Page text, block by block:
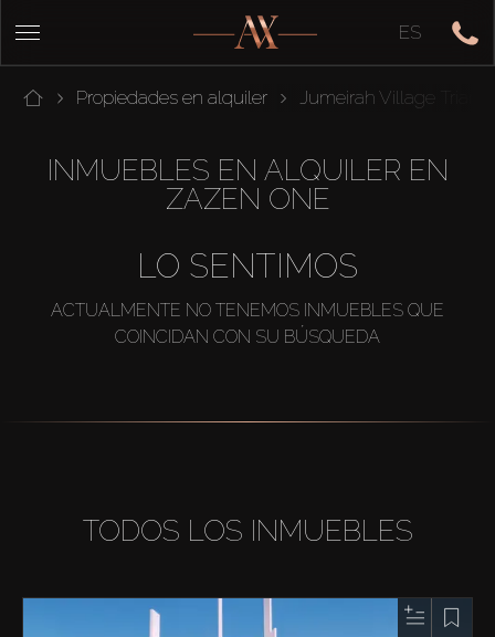
ES
Propiedades en alquiler Jumeirah Village
INMUEBLES EN ALQUILER EN
ZAZEN ONE
LO SENTIMOS
ACTUALMENTE NO TENEMOS INMUEBLES QUE
COINCIDAN CON SU BÚSQUEDA
TODOS LOS INMUEBLES